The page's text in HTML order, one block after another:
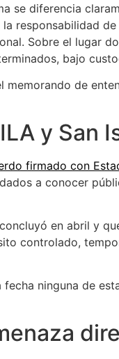
se diferencia
responsabilidad
Sobre el lugar
bajo
memorando de
y San
firmado con
a conocer
en abril y
controlado,
ninguna de